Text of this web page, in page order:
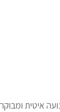
איטית